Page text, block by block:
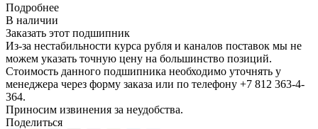
Подробнее
В наличии
Заказать этот подшипник
Из-за нестабильности курса рубля и каналов поставок мы не
можем указать точную цену на большинство позиций.
Стоимость данного подшипника необходимо уточнять у
менеджера через форму заказа или по телефону +7 812 363-4-
364.
Приносим извинения за неудобства.
Поделиться